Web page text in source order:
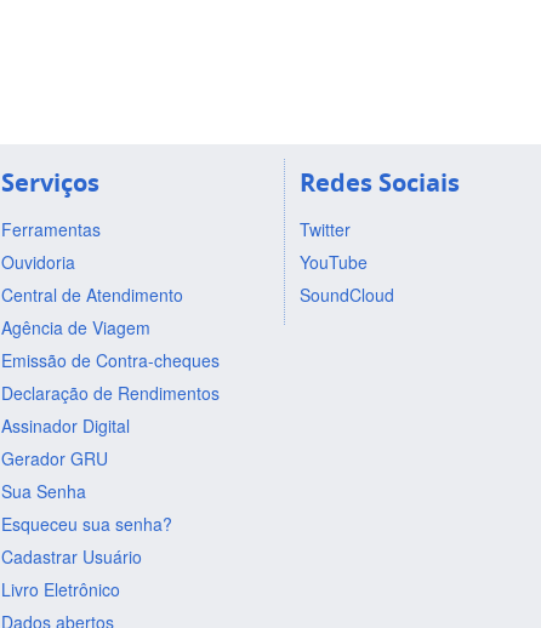
Serviços
Ferramentas
Ouvidoria
Central de Atendimento
Agência de Viagem
Emissão de Contra-cheques
Declaração de Rendimentos
Assinador Digital
Gerador GRU
Sua Senha
Esqueceu sua senha?
Cadastrar Usuário
Livro Eletrônico
Dados abertos
Redes Sociais
Twitter
YouTube
SoundCloud